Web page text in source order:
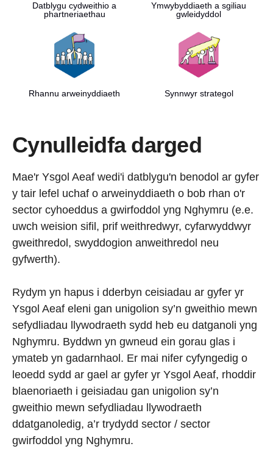
Datblygu cydweithio a
phartneriaethau
Ymwybyddiaeth a sgiliau
gwleidyddol
Rhannu arweinyddiaeth Synnwyr strategol
Cynulleidfa darged
Mae'r Ysgol Aeaf wedi'i datblygu'n benodol ar gyfer
y tair lefel uchaf o arweinyddiaeth o bob rhan o'r
sector cyhoeddus a gwirfoddol yng Nghymru (e.e.
uwch weision sifil, prif weithredwyr, cyfarwyddwyr
gweithredol, swyddogion anweithredol neu
gyfwerth).
Rydym yn hapus i dderbyn ceisiadau ar gyfer yr
Ysgol Aeaf eleni gan unigolion sy’n gweithio mewn
sefydliadau llywodraeth sydd heb eu datganoli yng
Nghymru. Byddwn yn gwneud ein gorau glas i
ymateb yn gadarnhaol. Er mai nifer cyfyngedig o
leoedd sydd ar gael ar gyfer yr Ysgol Aeaf, rhoddir
blaenoriaeth i geisiadau gan unigolion sy’n
gweithio mewn sefydliadau llywodraeth
ddatganoledig, a’r trydydd sector / sector
gwirfoddol yng Nghymru.